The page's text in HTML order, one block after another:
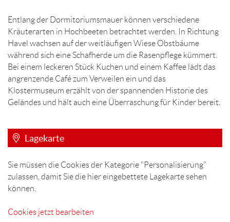
Entlang der Dormitoriumsmauer können verschiedene
Kräuterarten in Hochbeeten betrachtet werden. In Richtung
Havel wachsen auf der weitläufigen Wiese Obstbäume
während sich eine Schafherde um die Rasenpflege kümmert.
Bei einem leckeren Stück Kuchen und einem Kaffee lädt das
angrenzende Café zum Verweilen ein und das
Klostermuseum erzählt von der spannenden Historie des
Geländes und hält auch eine Überraschung für Kinder bereit.
Lagekarte
Sie müssen die Cookies der Kategorie "Personalisierung"
zulassen, damit Sie die hier eingebettete Lagekarte sehen
können.
Cookies jetzt bearbeiten